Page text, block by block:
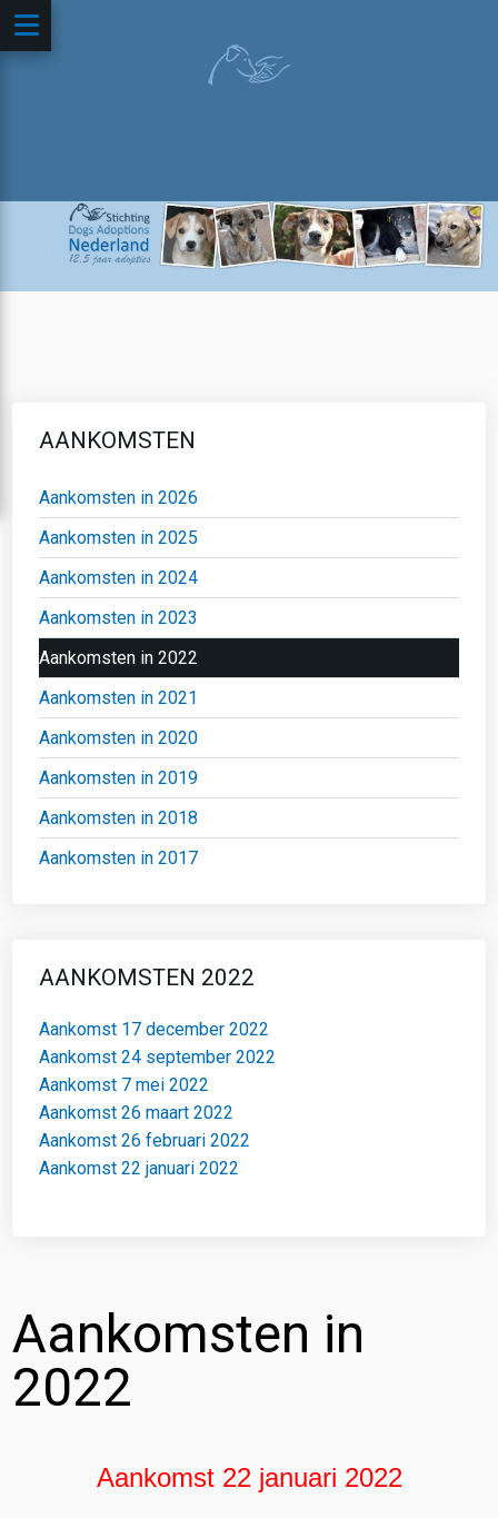
AANKOMSTEN
Aankomsten in 2026
Aankomsten in 2025
Aankomsten in 2024
Aankomsten in 2023
Aankomsten in 2022
Aankomsten in 2021
Aankomsten in 2020
Aankomsten in 2019
Aankomsten in 2018
Aankomsten in 2017
AANKOMSTEN 2022
Aankomst 17 december 2022
Aankomst 24 september 2022
Aankomst 7 mei 2022
Aankomst 26 maart 2022
Aankomst 26 februari 2022
Aankomst 22 januari 2022
Aankomsten in
2022
Aankomst 22 januari 2022